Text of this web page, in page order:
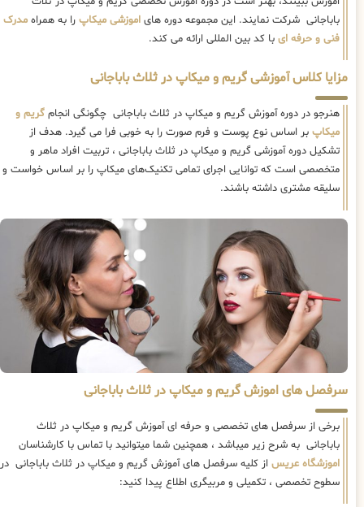
باباجانی شرکت نمایند. این مجموعه دوره هایاموزشی میکاپرا به همراهمدرک
فنی و حرفه ایبا کد بین المللی ارائه می کند.
مزایا کلاس آموزشی گریم و میکاپ در ثلاث باباجانی
هنرجو در دوره آموزش گریم و میکاپ در ثلاث باباجانی چگونگی انجامگریم و
میکاپبر اساس نوع پوست و فرم صورت را به خوبی فرا می گیرد. هدف از
تشکیل دوره آموزشی گریم و میکاپ در ثلاث باباجانی ، تربیت افراد ماهر و
متخصصی است که توانایی اجرای تمامی تکنیک‌های میکاپ را بر اساس خواست و
سلیقه مشتری داشته باشند.
سرفصل های اموزش گریم و میکاپ در ثلاث باباجانی
برخی از سرفصل های تخصصی و حرفه ای آموزش گریم و میکاپ در ثلاث
باباجانی به شرح زیر میباشد ، همچنین شما میتوانید با تماس با کارشناسان
اموزشگاه عریساز کلیه سرفصل های آموزش گریم و میکاپ در ثلاث باباجانی در
سطوح تخصصی ، تکمیلی و مربیگری اطلاع پیدا کنید: